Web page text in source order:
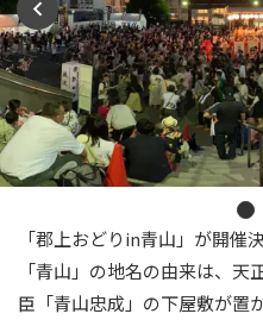
「郡上おどりin青山」が開催決
「青山」の地名の由来は、
臣「青山忠成」の下屋敷が置